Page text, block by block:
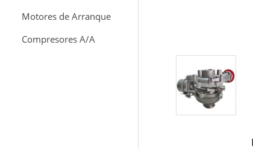
Motores de Arranque
Compresores A/A